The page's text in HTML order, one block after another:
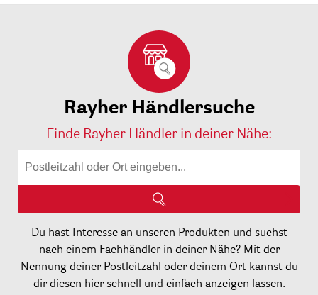
Rayher Händlersuche
Finde Rayher Händler in deiner Nähe:
Du hast Interesse an unseren Produkten und suchst
nach einem Fachhändler in deiner Nähe? Mit der
Nennung deiner Postleitzahl oder deinem Ort kannst du
dir diesen hier schnell und einfach anzeigen lassen.